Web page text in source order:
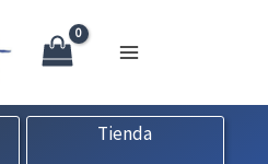
Formulario | Tlf.
Tienda